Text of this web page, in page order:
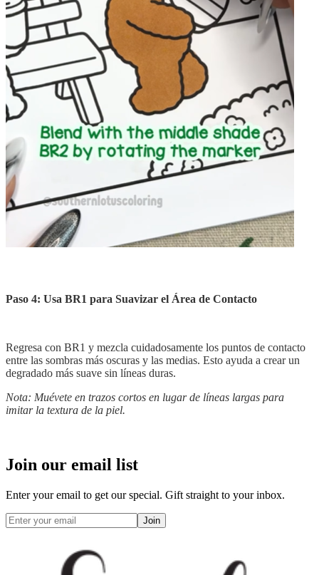
Paso 4: Usa BR1 para Suavizar el Área de Contacto
Regresa con BR1 y mezcla cuidadosamente los puntos de contacto
entre las sombras más oscuras y las medias. Esto ayuda a crear un
degradado más suave sin líneas duras.
Nota: Muévete en trazos cortos en lugar de líneas largas para
imitar la textura de la piel.
Join our email list
Enter your email to get our special. Gift straight to your inbox.
Join